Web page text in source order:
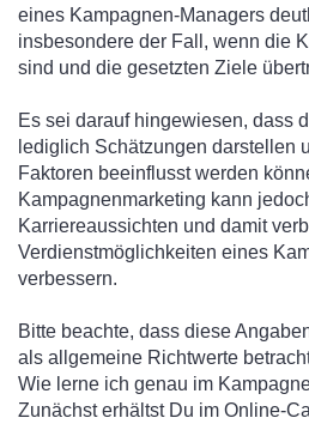
eines Kampagnen-Managers
insbesondere der Fall, wenn die
sind und die gesetzten Ziele
Es sei darauf hingewiesen, dass
lediglich Schätzungen darstellen
Faktoren beeinflusst werden
Kampagnenmarketing kann
Karriereaussichten und damit
Verdienstmöglichkeiten eines
verbessern.
Bitte beachte, dass diese
als allgemeine Richtwerte
Wie lerne ich genau im
Zunächst erhältst Du im Online-